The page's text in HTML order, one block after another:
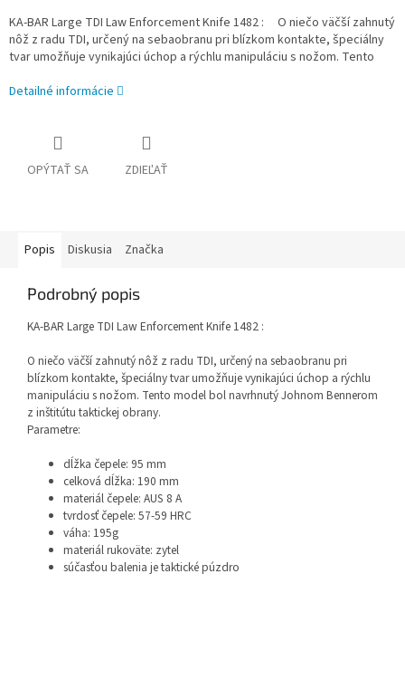
KA-BAR Large TDI Law Enforcement Knife 1482 : O niečo väčší zahnutý
nôž z radu TDI, určený na sebaobranu pri blízkom kontakte, špeciálny
tvar umožňuje vynikajúci úchop a rýchlu manipuláciu s nožom. Tento
Detailné informácie
OPÝTAŤ SA ZDIEĽAŤ
Popis Diskusia Značka
Podrobný popis
KA-BAR Large TDI Law Enforcement Knife 1482 :
O niečo väčší zahnutý nôž z radu TDI, určený na sebaobranu pri
blízkom kontakte, špeciálny tvar umožňuje vynikajúci úchop a rýchlu
manipuláciu s nožom. Tento model bol navrhnutý Johnom Bennerom
z inštitútu taktickej obrany.
Parametre:
dĺžka čepele: 95 mm
celková dĺžka: 190 mm
materiál čepele: AUS 8 A
tvrdosť čepele: 57-59 HRC
váha: 195g
materiál rukoväte: zytel
súčasťou balenia je taktické púzdro